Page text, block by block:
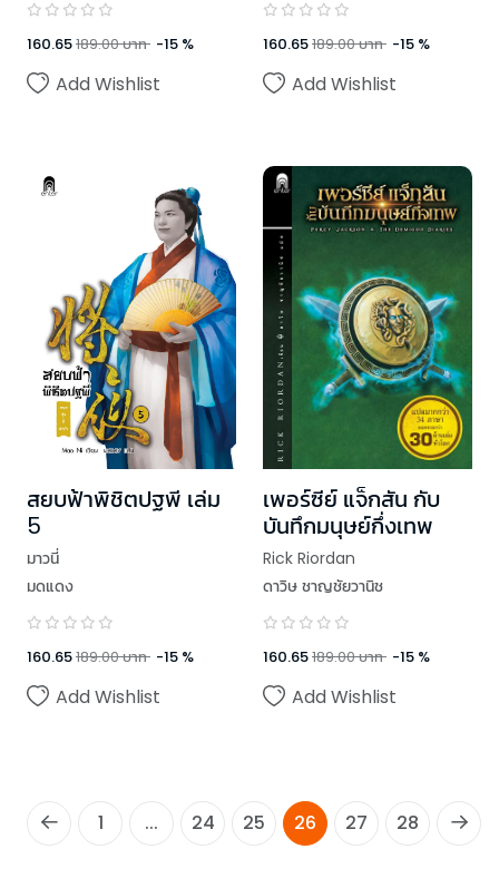
160.65189.00บาท -15 %
Add Wishlist
160.65189.00บาท -15 %
Add Wishlist
สยบฟ้าพิชิตปฐพี เล่ม
5
มาวนี่
มดแดง
160.65189.00บาท -15 %
Add Wishlist
เพอร์ซีย์ แจ็กสัน กับ
บันทึกมนุษย์กึ่งเทพ
Rick Riordan
ดาวิษ ชาญชัยวานิช
160.65189.00บาท -15 %
Add Wishlist
1 ... 24 25 26 27 28